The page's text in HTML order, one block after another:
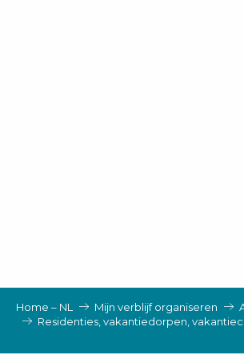
Home – NL Mijn verblijf organiseren
Residenties, vakantiedorpen,